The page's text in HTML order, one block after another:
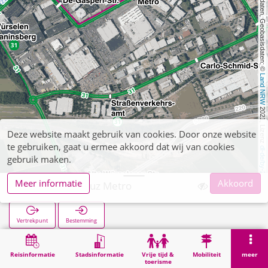
, Kartendaten, Geobasisdaten: ©
Land NRW
2021, Lizenz
dl-de/by-2-0
Reisinformatie Stadsinformatie
Vrije tijd &
toerisme
Mobiliteit meer
Aachener Kreuz Metro
Vertrekpunt Bestemming
Zoekopracht Aachener Kreuz Metro
Deze website maakt gebruik van cookies. Door onze website
te gebruiken, gaat u ermee akkoord dat wij van cookies
gebruik maken.
Meer informatie
Akkoord